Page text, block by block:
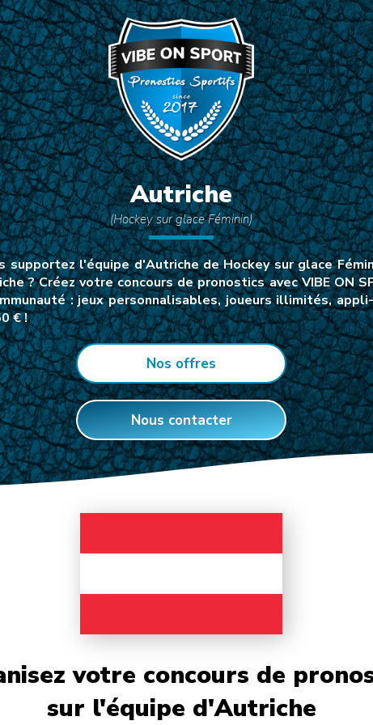
Autriche
(Hockey sur glace Féminin)
supportez l'équipe d'Autriche de Hockey sur glace
? Créez votre concours de pronostics avec VIBE ON
: jeux personnalisables, joueurs illimités,
€ !
Nos offres
Nous contacter
votre concours de
sur l'équipe d'Autriche